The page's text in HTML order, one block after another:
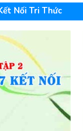
Nối Tri Thức